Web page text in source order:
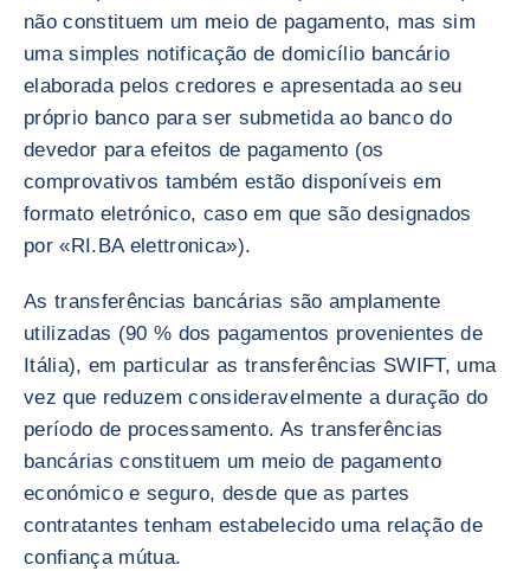
não constituem um meio de pagamento, mas sim
uma simples notificação de domicílio bancário
elaborada pelos credores e apresentada ao seu
próprio banco para ser submetida ao banco do
devedor para efeitos de pagamento (os
comprovativos também estão disponíveis em
formato eletrónico, caso em que são designados
por «RI.BA elettronica»).
As transferências bancárias são amplamente
utilizadas (90 % dos pagamentos provenientes de
Itália), em particular as transferências SWIFT, uma
vez que reduzem consideravelmente a duração do
período de processamento. As transferências
bancárias constituem um meio de pagamento
económico e seguro, desde que as partes
contratantes tenham estabelecido uma relação de
confiança mútua.